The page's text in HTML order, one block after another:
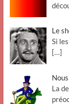
Le
Si
[…]
La